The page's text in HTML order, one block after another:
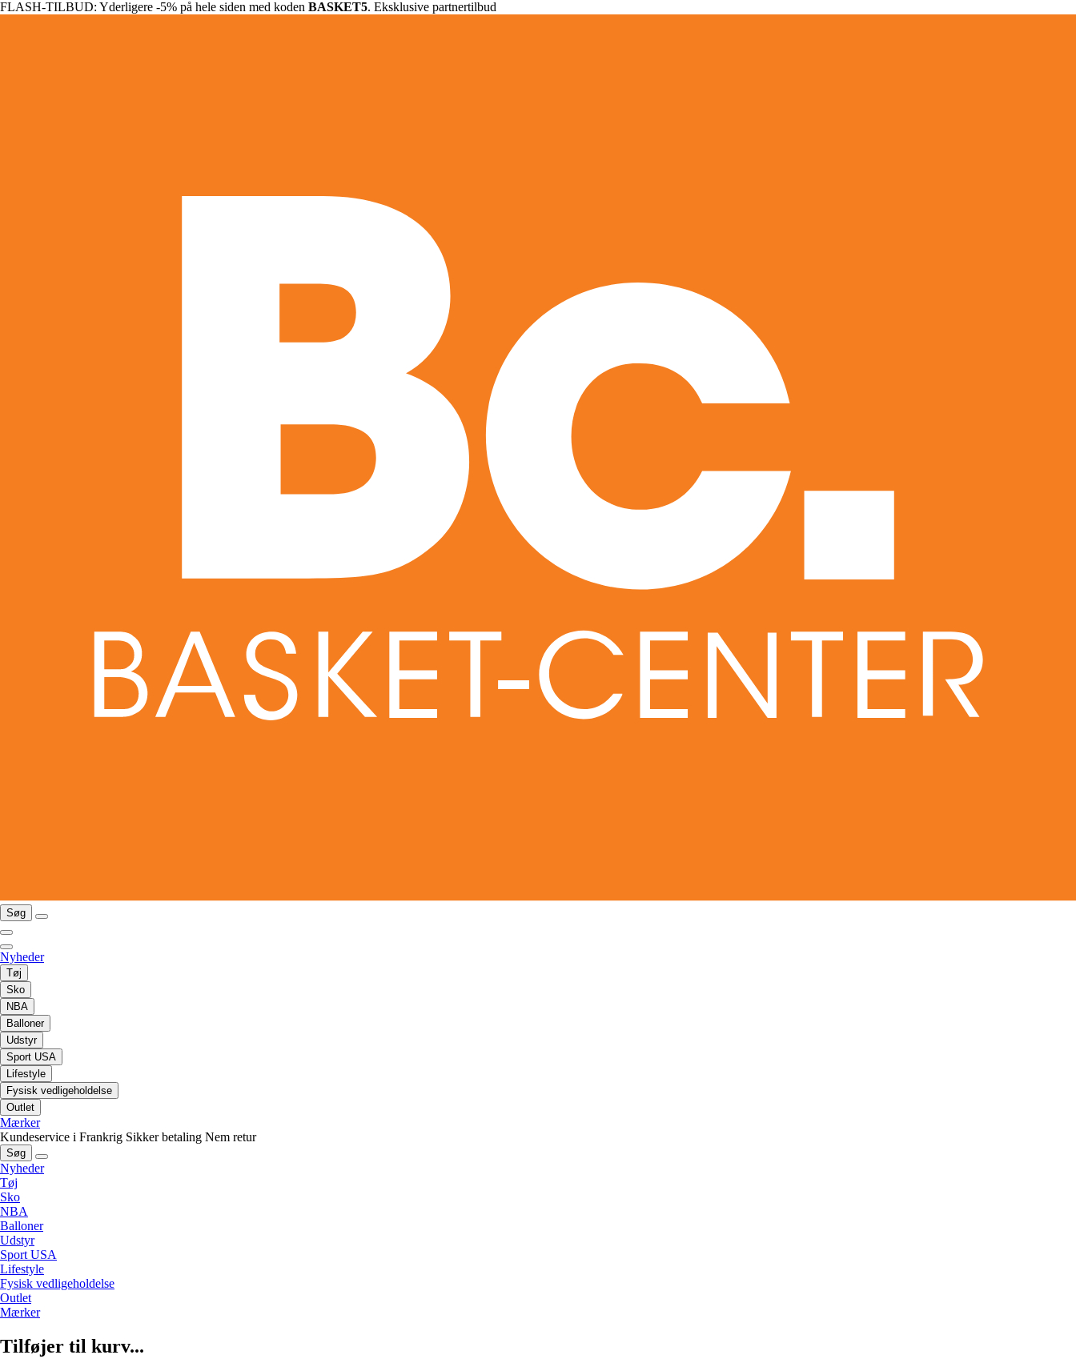
FLASH-TILBUD: Yderligere -5% på hele siden med koden BASKET5. Eksklusive partnertilbud
Søg
Nyheder
Tøj
Sko
NBA
Balloner
Udstyr
Sport USA
Lifestyle
Fysisk vedligeholdelse
Outlet
Mærker
Kundeservice i Frankrig Sikker betaling Nem retur
Søg
Nyheder
Tøj
Sko
NBA
Balloner
Udstyr
Sport USA
Lifestyle
Fysisk vedligeholdelse
Outlet
Mærker
Tilføjer til kurv...